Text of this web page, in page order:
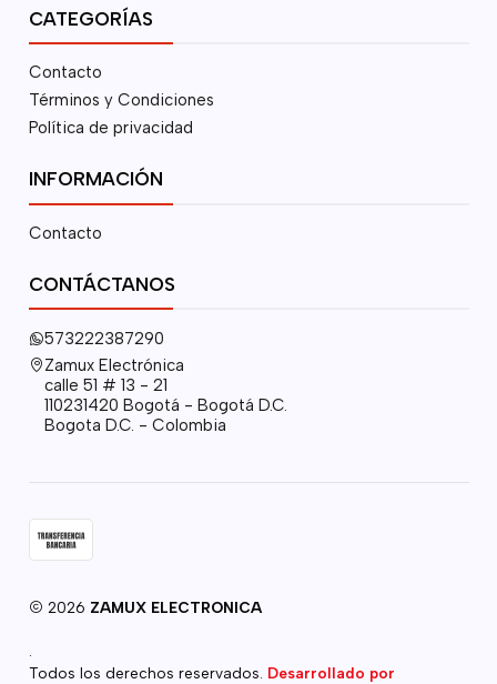
CATEGORÍAS
Contacto
Términos y Condiciones
Política de privacidad
INFORMACIÓN
Contacto
CONTÁCTANOS
573222387290
Zamux Electrónica
calle 51 # 13 - 21
110231420 Bogotá - Bogotá D.C.
Bogota D.C. - Colombia
2026 ZAMUX ELECTRONICA
Todos los derechos reservados. Desarrollado por